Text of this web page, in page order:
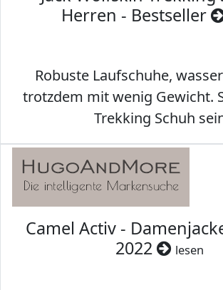
Herren - Bestseller
Robuste Laufschuhe,
trotzdem mit wenig Gewicht.
Trekking Schuh
Camel Activ -
2022
lesen